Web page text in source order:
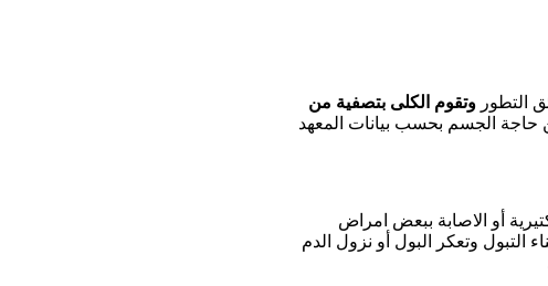
التطور وتقوم الكلى بتصفية من
حاجة الجسم بحسب بيانات المعهد
أو الاصابة ببعض امراض
التبول وتعكر البول أو نزول الدم